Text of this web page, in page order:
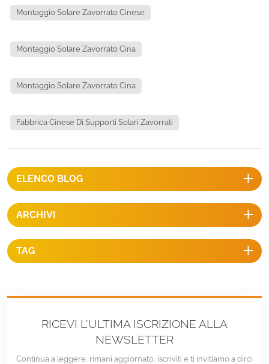
Montaggio Solare Zavorrato Cinese
Montaggio Solare Zavorrato Cina
Montaggio Solare Zavorrato Cina
Fabbrica Cinese Di Supporti Solari Zavorrati
ELENCO BLOG
ARCHIVI
TAG
RICEVI L'ULTIMA ISCRIZIONE ALLA
NEWSLETTER
Continua a leggere, rimani aggiornato, iscriviti e ti invitiamo a dirci